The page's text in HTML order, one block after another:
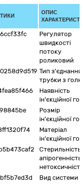
ОПИС
Регулятор
швидкості
потоку
роликовий
Тип з'єднання
трубки з
Наявність
ін'єкційної
Розмір
ін'єкційної
Матеріал
ін'єкційної
Стерильність,
апірогенність,
нетоксичність
Вид системи